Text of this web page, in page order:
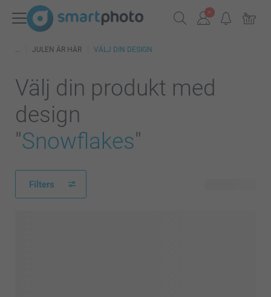
JULEN ÄR HÄR VÄLJ DIN DESIGN
Välj din produkt med
design
"Snowflakes"
Filters